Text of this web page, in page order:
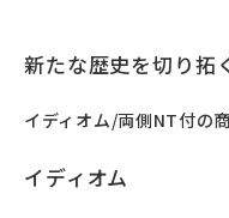
新たな歴史を切り拓
イディオム/両側NT付の
イディオム